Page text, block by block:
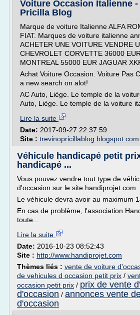
Voiture Occasion Italienne
Pricilla Blog
Marque de voiture Italienne ALFA
FIAT. Marques de voiture italienne
ACHETER UNE VOITURE VENDRE
CHEVROLET CORVETTE 36000
MONTREAL 55000 EUR JAGUAR
Achat Voiture Occasion. Voiture Pas
a new search on alot!
AC Auto, Liège. Le temple de la
Auto, Liège. Le temple de la voiture
Lire la suite
Date: 2017-09-27 22:37:59
Site : trevinopricillablog.blogspot.com
Véhicule handicapé petit
handicapé ...
Vous pouvez vendre tout type de
d'occasion sur le site handiprojet.com
Le véhicule devra avoir au maximum
En cas de problème, l'association
toute...
Lire la suite
Date: 2016-10-23 08:52:43
Site : http://www.handiprojet.com
Thèmes liés : vente de voiture
de vehicules d occasion petit prix /
occasion petit prix / prix de vente
d'occasion / annonces vente
d'occasion